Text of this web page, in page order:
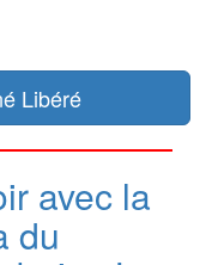
Libéré
avec la
du